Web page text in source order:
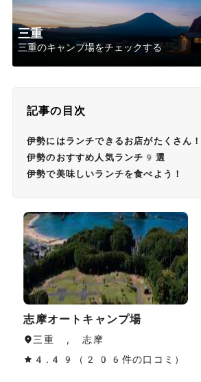
三重
三重のキャンプ場をチェックする
記事の目次
伊勢にはランチできるお店がたくさん！
伊勢のおすすめ人気ランチ9選
伊勢で美味しいランチを食べよう！
志摩オートキャンプ場
三重 , 志摩
4.49（206件の口コミ）